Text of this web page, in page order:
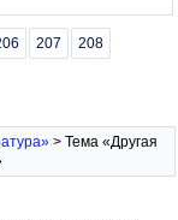
207 208
> Тема «Другая